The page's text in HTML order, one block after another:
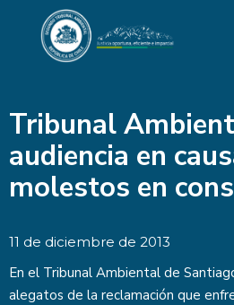
Tribunal
audiencia en
molestos en
11 de diciembre de 2013
En el Tribunal Ambiental de
alegatos de la reclamación que